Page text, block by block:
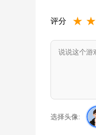
评分 ★ ★
选择头像: